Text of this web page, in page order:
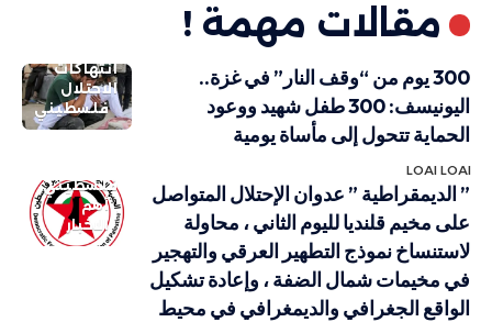
مقالات مهمة !
انتهاكات
الاحتلال
فلسطيني
300 يوم من “وقف النار” في غزة..
اليونيسف: 300 طفل شهيد ووعود
الحماية تتحول إلى مأساة يومية
LOAI LOAI
فلسطيني
أهم
الاخبار
” الديمقراطية ” عدوان الإحتلال المتواصل
على مخيم قلنديا لليوم الثاني ، محاولة
لاستنساخ نموذج التطهير العرقي والتهجير
في مخيمات شمال الضفة ، وإعادة تشكيل
الواقع الجغرافي والديمغرافي في محيط